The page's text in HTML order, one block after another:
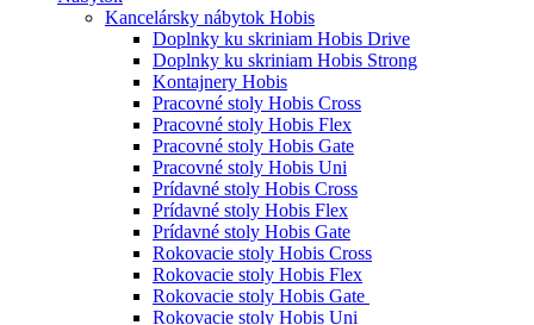
Kancelársky nábytok Hobis
Doplnky ku skriniam Hobis Drive
Doplnky ku skriniam Hobis Strong
Kontajnery Hobis
Pracovné stoly Hobis Cross
Pracovné stoly Hobis Flex
Pracovné stoly Hobis Gate
Pracovné stoly Hobis Uni
Prídavné stoly Hobis Cross
Prídavné stoly Hobis Flex
Prídavné stoly Hobis Gate
Rokovacie stoly Hobis Cross
Rokovacie stoly Hobis Flex
Rokovacie stoly Hobis Gate
Rokovacie stoly Hobis Uni